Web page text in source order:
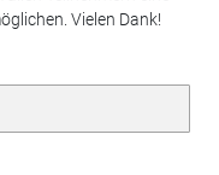
Vielen Dank!